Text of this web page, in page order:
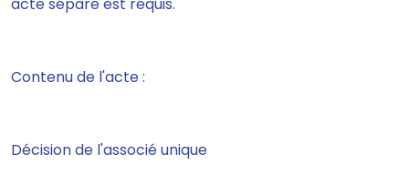
Contenu de l'acte :
Décision de l'associé unique